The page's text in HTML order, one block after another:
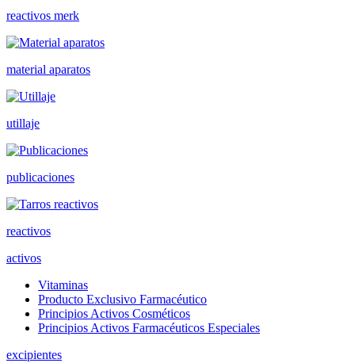
reactivos merk
material aparatos
utillaje
publicaciones
reactivos
activos
Vitaminas
Producto Exclusivo Farmacéutico
Principios Activos Cosméticos
Principios Activos Farmacéuticos Especiales
excipientes